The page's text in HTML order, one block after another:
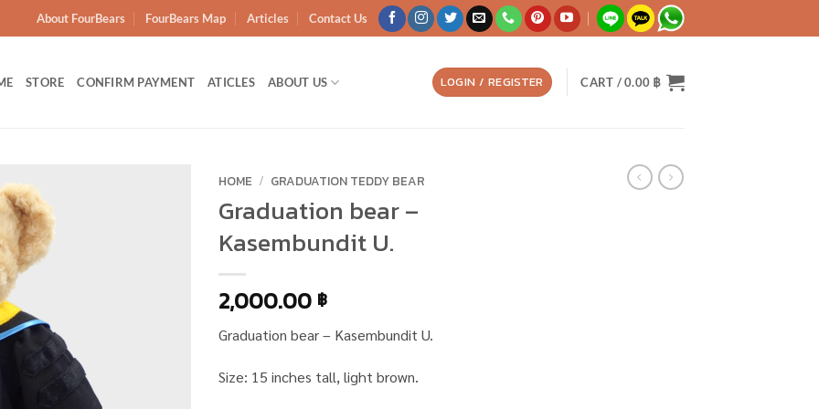
About FourBears FourBears Map Articles Contact Us
STORE CONFIRM PAYMENT ATICLES ABOUT US LOGIN / REGISTER CART /0.00 ฿
HOME / GRADUATION TEDDY BEAR
Graduation bear –
Kasembundit U.
2,000.00 ฿
Graduation bear – Kasembundit U.
Size: 15 inches tall, light brown.